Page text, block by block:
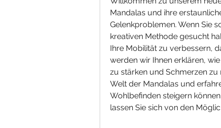
Mandalas und ihre
Gelenkproblemen. Wenn Sie
kreativen Methode gesucht
Ihre Mobilität zu verbessern,
werden wir Ihnen erklären,
zu stärken und Schmerzen zu
Welt der Mandalas und
Wohlbefinden steigern
lassen Sie sich von den